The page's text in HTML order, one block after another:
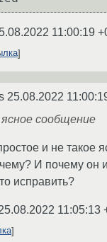
11:00:19
25.08.2022
сообщение
и не такое
И почему он
исправить?
11:05:13